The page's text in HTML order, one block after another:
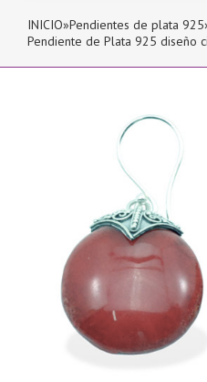
INICIO»Pendientes de plata 925
Pendiente de Plata 925 diseño